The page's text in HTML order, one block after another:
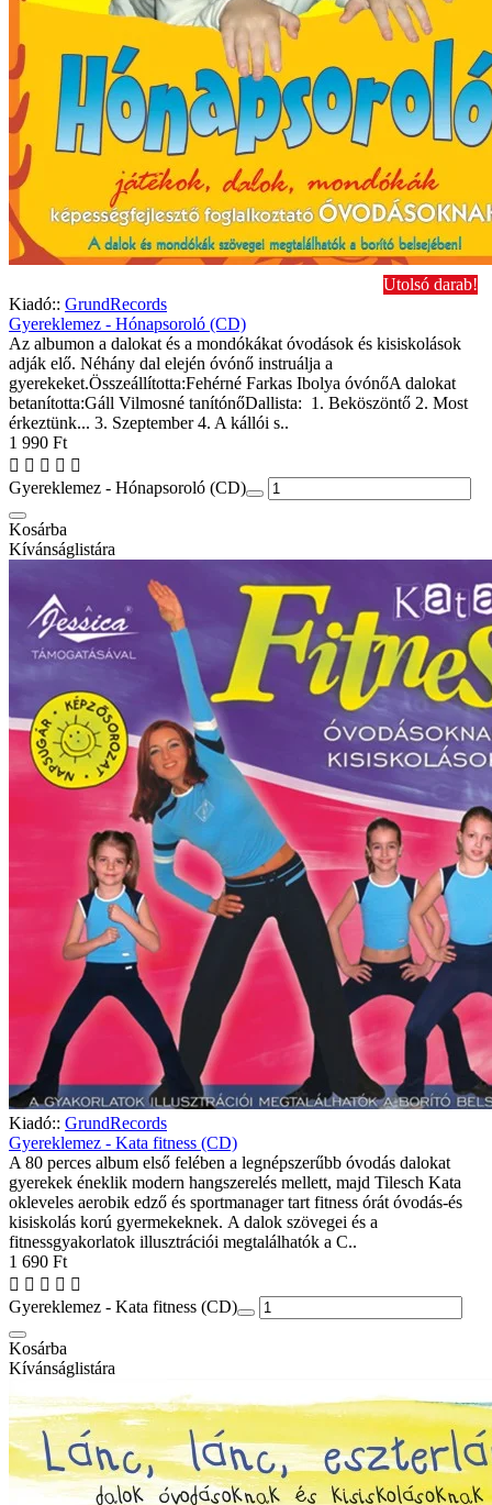
Utolsó darab!
Kiadó:: GrundRecords
Gyereklemez - Hónapsoroló (CD)
Az albumon a dalokat és a mondókákat óvodások és kisiskolások
adják elő. Néhány dal elején óvónő instruálja a
gyerekeket.Összeállította:Fehérné Farkas Ibolya óvónőA dalokat
betanította:Gáll Vilmosné tanítónőDallista: 1. Beköszöntő 2. Most
érkeztünk... 3. Szeptember 4. A kállói s..
1 990 Ft
Gyereklemez - Hónapsoroló (CD)
Kosárba
Kívánságlistára
Kiadó:: GrundRecords
Gyereklemez - Kata fitness (CD)
A 80 perces album első felében a legnépszerűbb óvodás dalokat
gyerekek éneklik modern hangszerelés mellett, majd Tilesch Kata
okleveles aerobik edző és sportmanager tart fitness órát óvodás-és
kisiskolás korú gyermekeknek. A dalok szövegei és a
fitnessgyakorlatok illusztrációi megtalálhatók a C..
1 690 Ft
Gyereklemez - Kata fitness (CD)
Kosárba
Kívánságlistára